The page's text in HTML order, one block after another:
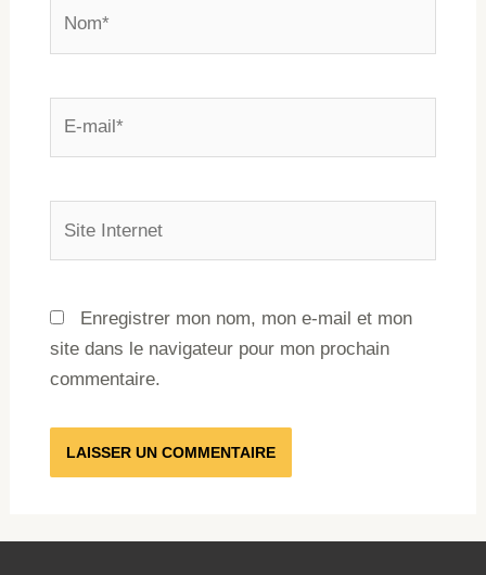
Enregistrer mon nom, mon e-mail et mon
site dans le navigateur pour mon prochain
commentaire.